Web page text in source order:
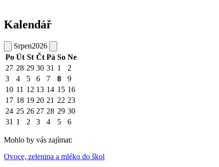
Kalendář
Srpen2026
Po Út St Čt Pá So Ne
27 28 29 30 31 1
2
3
4 5 6 7 8
9
10 11 12 13 14 15 16
17 18 19 20 21 22 23
24 25 26 27 28 29 30
31 1 2 3 4 5 6
Mohlo by vás zajímat:
Ovoce, zelenina a mléko do škol